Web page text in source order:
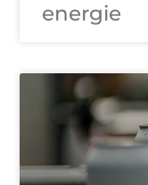
energie